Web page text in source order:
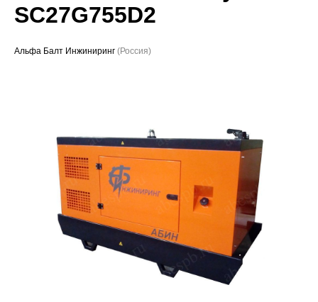
SC27G755D2
Альфа Балт Инжиниринг (Россия)